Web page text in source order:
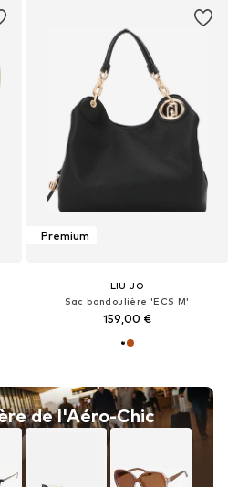
de l'Aéro-Chic
Premium
LIU JO
Sac bandoulière 'ECS M'
159,00 €